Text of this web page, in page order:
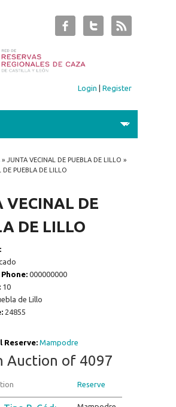
Login |Register
here
» JUNTA VECINAL DE PUEBLA DE LILLO »
DE PUEBLA DE LILLO
VECINAL DE
DE LILLO
000000000
10
de Lillo
24855
Reserve: Mampodre
Auction of 4097
Reserve